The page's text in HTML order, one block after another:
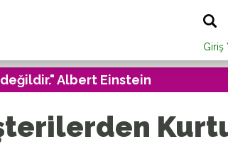
Giriş
Albert Einstein